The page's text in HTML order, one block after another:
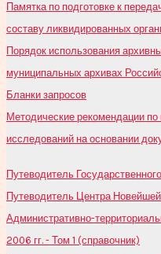
Памятка по подготовке к
составу ликвидированных
Порядок использования
муниципальных архивах
Бланки запросов
Методические рекомендации
исследований на основании
Путеводитель
Путеводитель Центра
Административно-
2006 гг. - Том 1 (справочник)